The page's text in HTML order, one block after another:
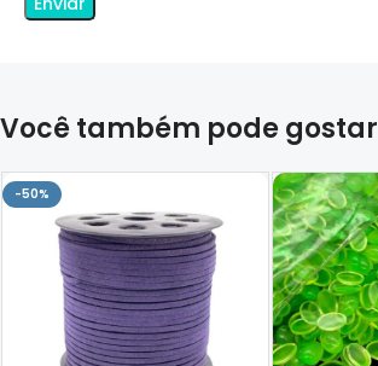
Você também pode gostar
-50%